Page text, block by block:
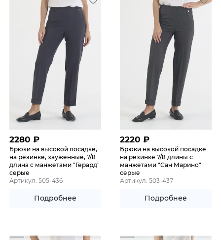
2280 ₽
Брюки на высокой посадке,
на резинке, зауженные, 7/8
длина с манжетами "Герард"
серые
Артикул: 505-436
Подробнее
2220 ₽
Брюки на высокой посадке
на резинке 7/8 длины с
манжетами "Сан Марино"
серые
Артикул: 503-437
Подробнее